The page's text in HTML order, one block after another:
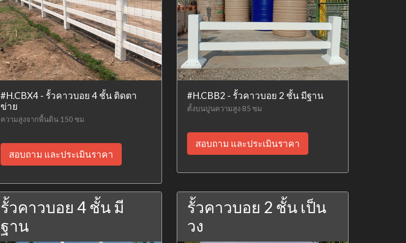
#H.CBX4 - รั้วคาวบอย 4 ชั้น ติดตา
ข่าย
ความสูงจากพื้นดิน 150 ซม
สอบถาม และประเมินราคา
#H.CBB2 - รั้วคาวบอย 2 ชั้น มีฐาน
ตั้งบนปูนความสูง 85 ซม
สอบถาม และประเมินราคา
รั้วคาวบอย 4 ชั้น มี
ฐาน
รั้วคาวบอย 2 ชั้น เป็น
วง